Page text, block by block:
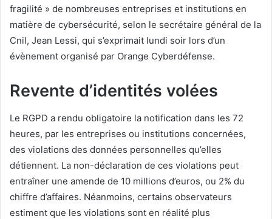
fragilité » de nombreuses entreprises et institutions en
matière de cybersécurité, selon le secrétaire général de la
Cnil, Jean Lessi, qui s’exprimait lundi soir lors d’un
évènement organisé par Orange Cyberdéfense.
Revente d’identités volées
Le RGPD a rendu obligatoire la notification dans les 72
heures, par les entreprises ou institutions concernées,
des violations des données personnelles qu’elles
détiennent. La non-déclaration de ces violations peut
entraîner une amende de 10 millions d’euros, ou 2% du
chiffre d’affaires. Néanmoins, certains observateurs
estiment que les violations sont en réalité plus